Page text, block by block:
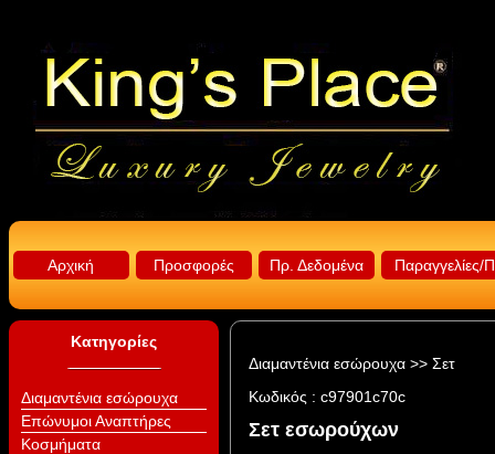
Αρχική Προσφορές Πρ. Δεδομένα Παραγγελίες/
Κατηγορίες
Διαμαντένια εσώρουχα
Επώνυμοι Αναπτήρες
Κοσμήματα
Διαμαντένια εσώρουχα >> Σετ
Κωδικός : c97901c70c
Σετ εσωρούχων